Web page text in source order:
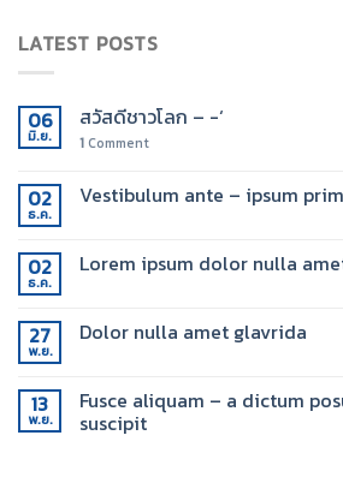
LATEST POSTS
06
มิ.ย.
สวัสดีชาวโลก – -‘
1 Comment
02
ธ.ค.
Vestibulum ante – ipsum
02
ธ.ค.
Lorem ipsum dolor nulla
27
พ.ย.
Dolor nulla amet glavrida
13
พ.ย.
Fusce aliquam – a dictum
suscipit